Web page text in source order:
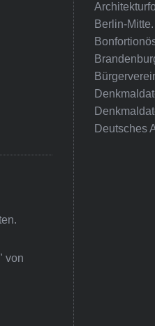
von
Berlin-
Deutsches